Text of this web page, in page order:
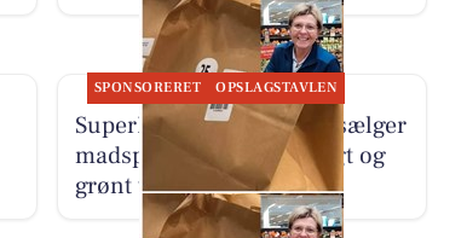
SPONSORERET OPSLAGSTAVLEN
SuperBrugsen Vamdrup sælger
madspildsposer med frugt og
grønt til 25 kr.